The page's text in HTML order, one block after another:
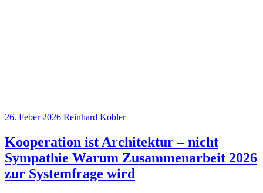
26. Feber 2026 Reinhard Kobler
Kooperation ist Architektur – nicht
Sympathie Warum Zusammenarbeit 2026
zur Systemfrage wird